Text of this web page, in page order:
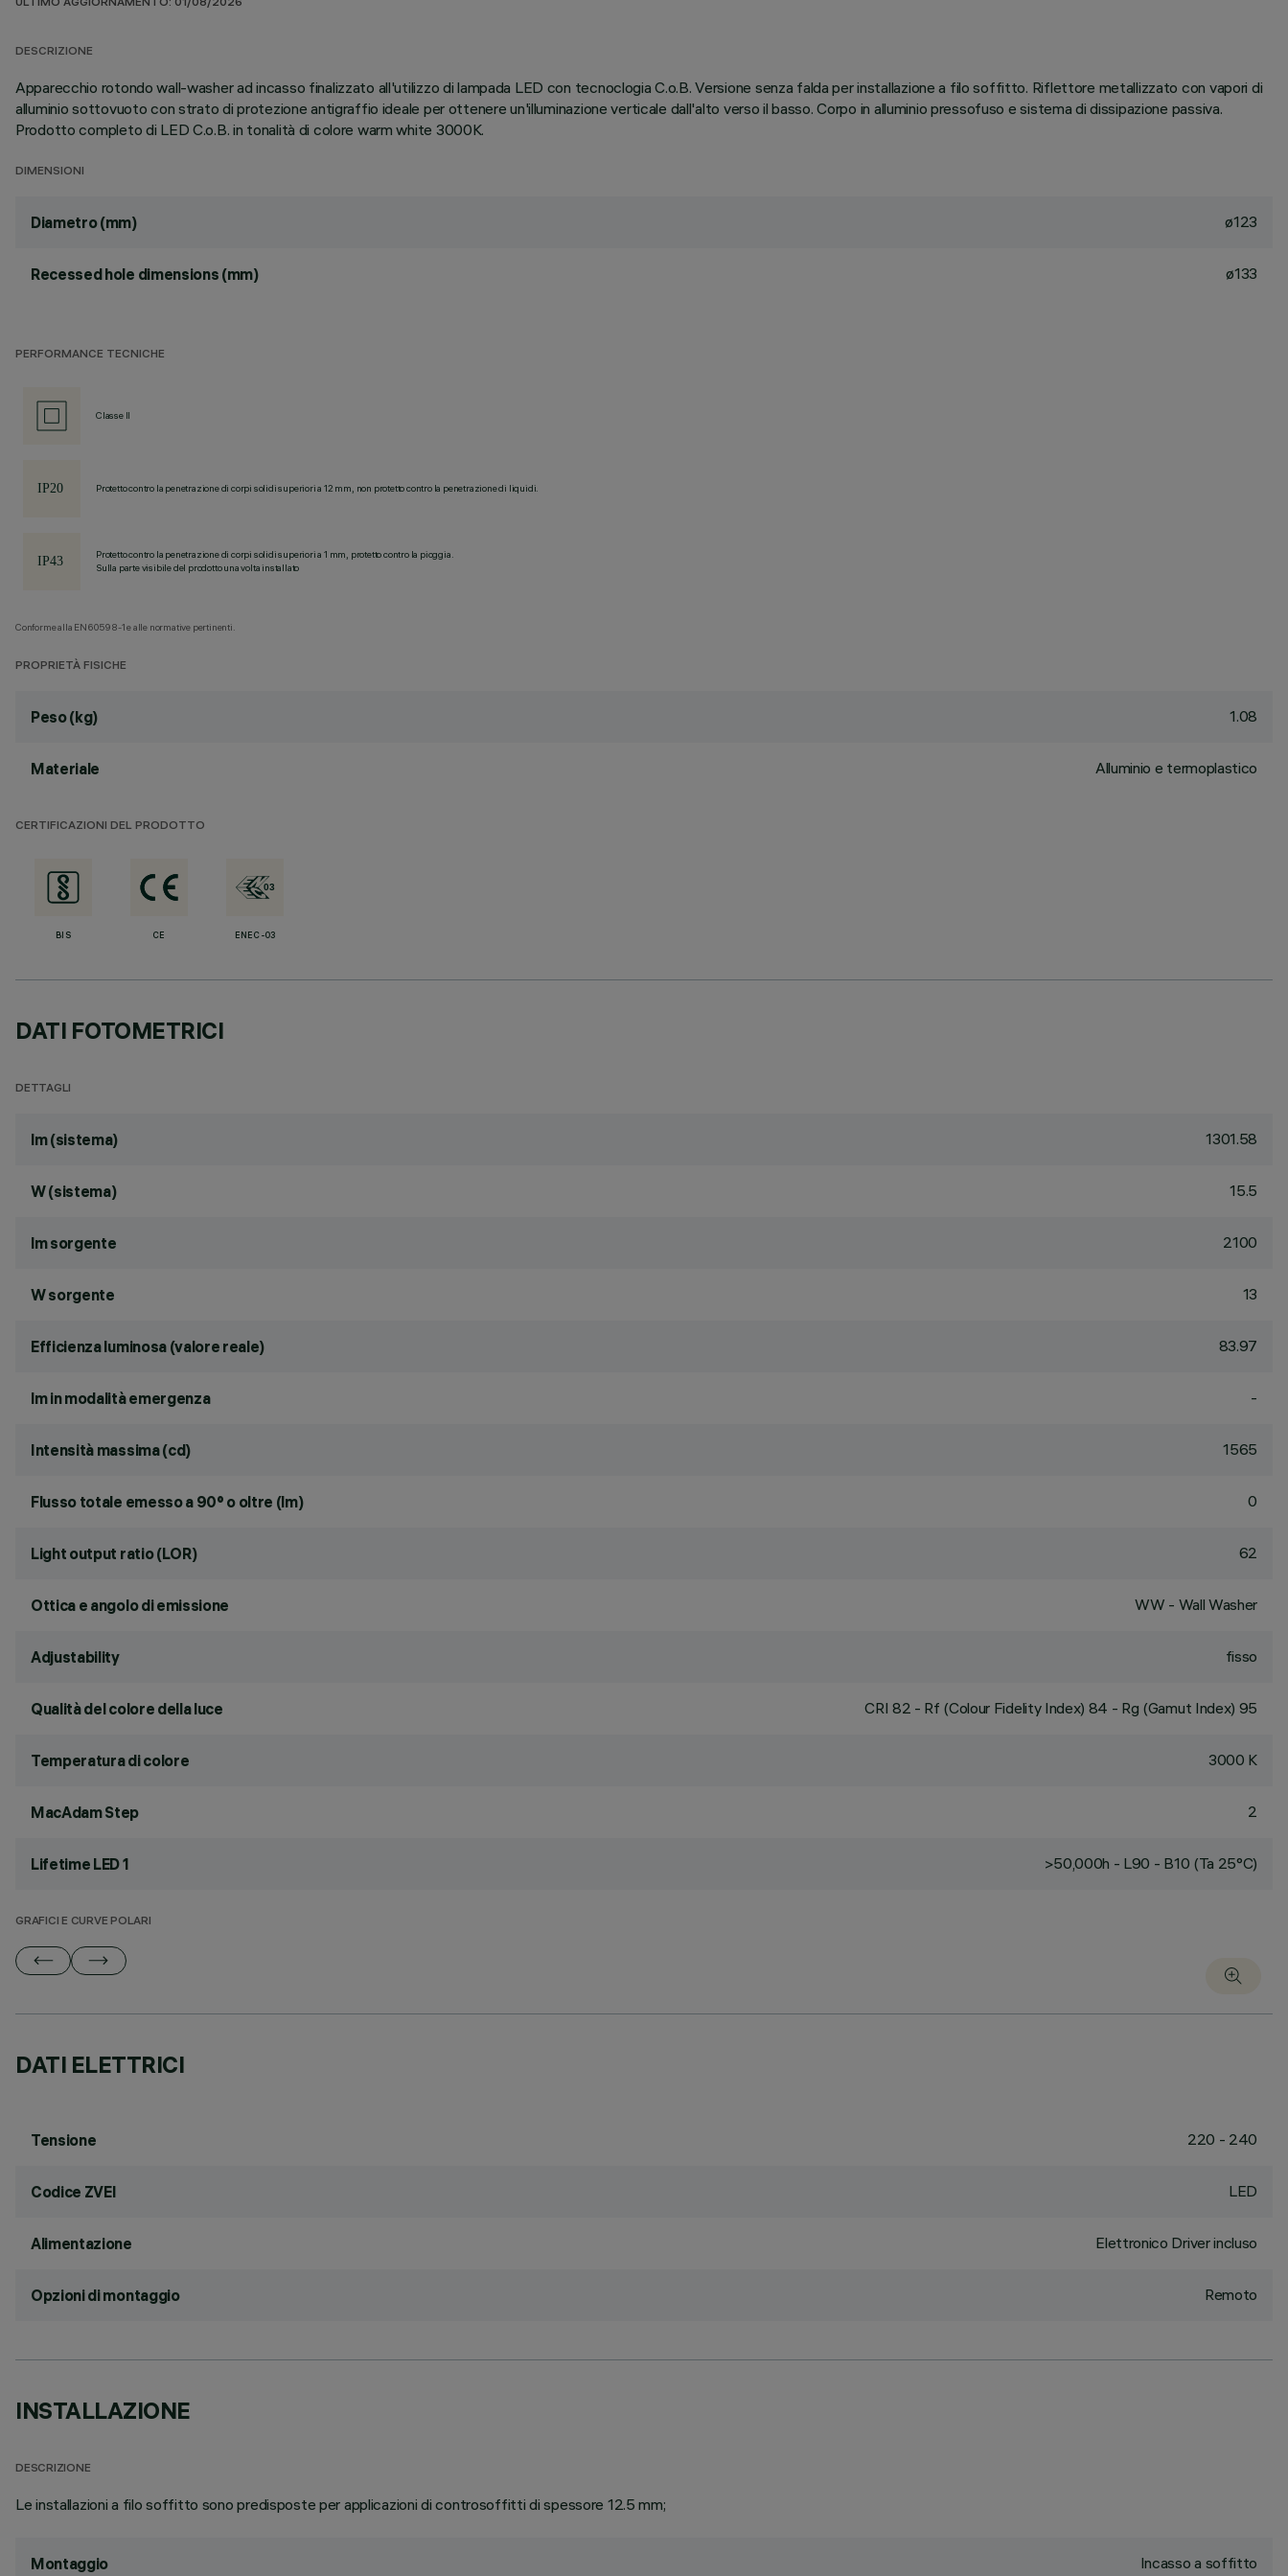
ULTIMO AGGIORNAMENTO: 01/08/2026
DESCRIZIONE
Apparecchio rotondo wall-washer ad incasso finalizzato all'utilizzo di lampada LED con tecnoclogia C.o.B. Versione senza falda per installazione a filo soffitto. Riflettore metallizzato con vapori di
alluminio sottovuoto con strato di protezione antigraffio ideale per ottenere un'illuminazione verticale dall'alto verso il basso. Corpo in alluminio pressofuso e sistema di dissipazione passiva.
Prodotto completo di LED C.o.B. in tonalità di colore warm white 3000K.
DIMENSIONI
Diametro (mm) ø123
Recessed hole dimensions (mm) ø133
PERFORMANCE TECNICHE
Classe II
Protetto contro la penetrazione di corpi solidi superiori a 12 mm, non protetto contro la penetrazione di liquidi.
Protetto contro la penetrazione di corpi solidi superiori a 1 mm, protetto contro la pioggia.
Sulla parte visibile del prodotto una volta installato
Conforme alla EN60598-1 e alle normative pertinenti.
PROPRIETÀ FISICHE
Peso (kg) 1.08
Materiale Alluminio e termoplastico
CERTIFICAZIONI DEL PRODOTTO
BIS CE ENEC-03
DATI FOTOMETRICI
DETTAGLI
lm (sistema) 1301.58
W (sistema) 15.5
lm sorgente 2100
W sorgente 13
Efficienza luminosa (valore reale) 83.97
lm in modalità emergenza -
Intensità massima (cd) 1565
Flusso totale emesso a 90° o oltre (lm) 0
Light output ratio (LOR) 62
Ottica e angolo di emissione WW - Wall Washer
Adjustability fisso
Qualità del colore della luce CRI 82 - Rf (Colour Fidelity Index) 84 - Rg (Gamut Index) 95
Temperatura di colore 3000 K
MacAdam Step 2
Lifetime LED 1 >50,000h - L90 - B10 (Ta 25°C)
GRAFICI E CURVE POLARI
DATI ELETTRICI
Tensione 220 - 240
Codice ZVEI LED
Alimentazione Elettronico Driver incluso
Opzioni di montaggio Remoto
INSTALLAZIONE
DESCRIZIONE
Le installazioni a filo soffitto sono predisposte per applicazioni di controsoffitti di spessore 12.5 mm;
Montaggio Incasso a soffitto